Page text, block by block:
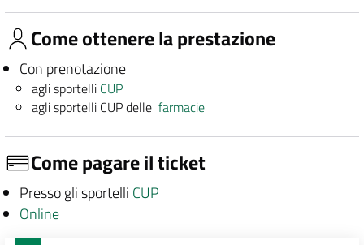
Come ottenere la prestazione
Con prenotazione
agli sportelli CUP
agli sportelli CUP dellefarmacie
Come pagare il ticket
Presso gli sportelli CUP
Online